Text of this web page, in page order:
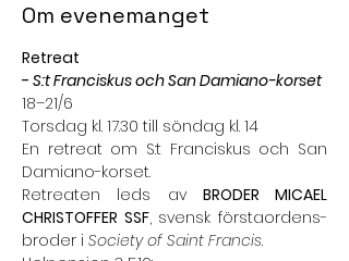
Om evenemanget
Retreat
- S:t Franciskus och San Damiano-korset
18–21/6
Torsdag kl. 17.30 till söndag kl. 14
En retreat om S:t Franciskus och San
Damiano-korset.
Retreaten leds av BRODER MICAEL
CHRISTOFFER SSF, svensk förstaordens-
broder i Society of Saint Francis.